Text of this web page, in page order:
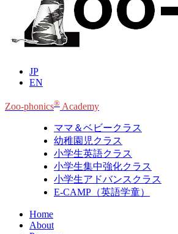
JP
EN
Zoo-phonics® Academy
ママ＆ベビークラス
幼稚園児クラス
小学生英語クラス
小学生集中強化クラス
小学生アドバンスクラス
E-CAMP（英語学童）
Home
About